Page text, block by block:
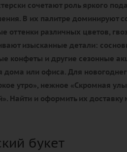
сочетают роль яркого
В их палитре доминируют
оттенки различных цветов,
изысканные детали:
конфеты и другие сезонные
или офиса. Для
утро», нежное «Скромная
Найти и оформить их доставку
букет